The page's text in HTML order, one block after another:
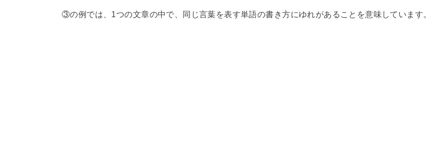
③の例では、1つの文章の中で、同じ言葉を表す単語の書き方にゆれがあることを意味しています。